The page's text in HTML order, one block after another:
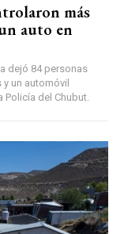
más
auto en
dejó 84 personas
un automóvil
del Chubut.